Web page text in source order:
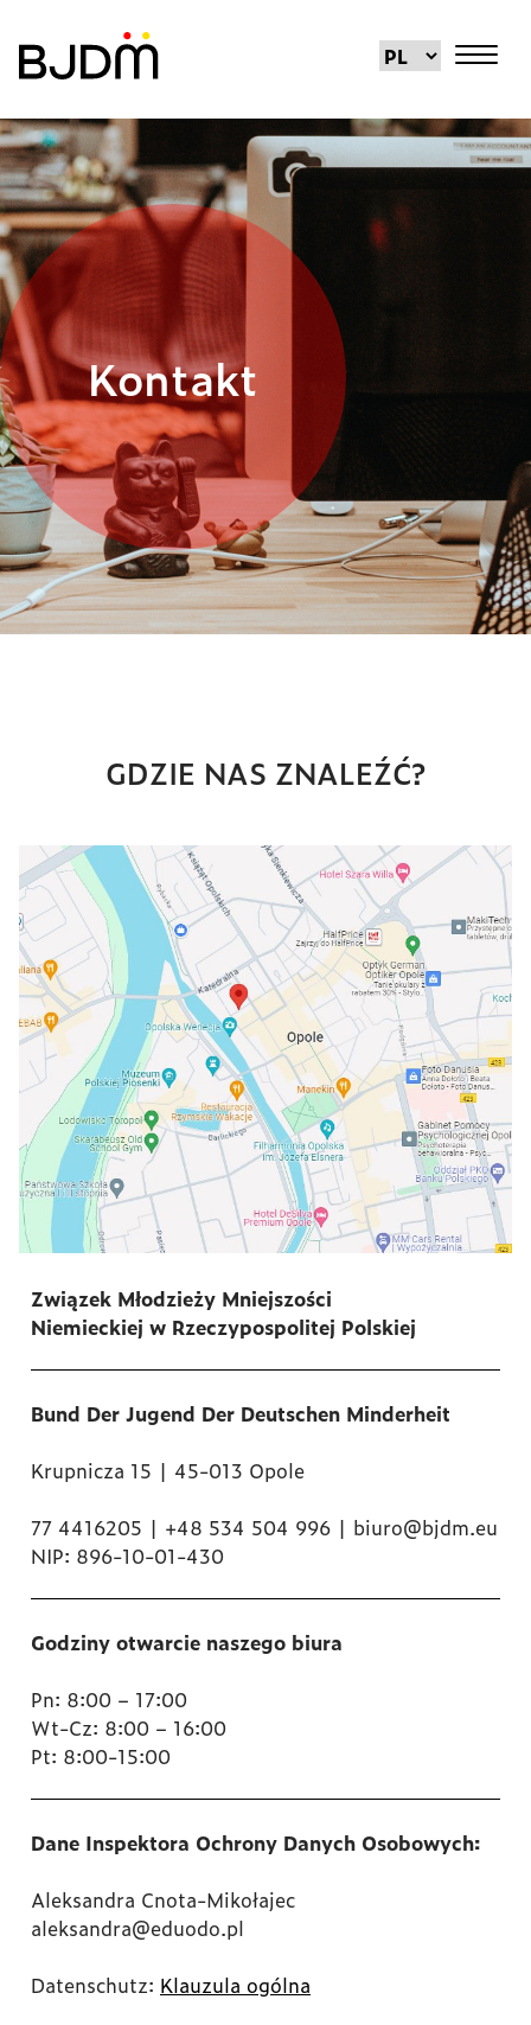
Kontakt
GDZIE NAS ZNALEŹĆ?
Związek Młodzieży Mniejszości
Niemieckiej w Rzeczypospolitej Polskiej
Bund Der Jugend Der Deutschen Minderheit
Krupnicza 15 | 45-013 Opole
77 4416205 | +48 534 504 996 | biuro@bjdm.eu
NIP: 896-10-01-430
Godziny otwarcie naszego biura
Pn: 8:00 – 17:00
Wt-Cz: 8:00 – 16:00
Pt: 8:00-15:00
Dane Inspektora Ochrony Danych Osobowych:
Aleksandra Cnota-Mikołajec
aleksandra@eduodo.pl
Datenschutz: Klauzula ogólna